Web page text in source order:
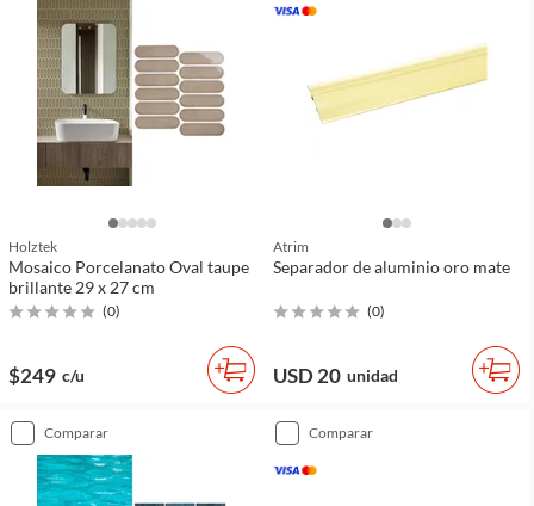
Holztek
Mosaico Porcelanato Oval taupe
brillante 29 x 27 cm
(0)
$249 c/u
Atrim
Separador de aluminio oro mate
(0)
USD 20 unidad
comparar comparar